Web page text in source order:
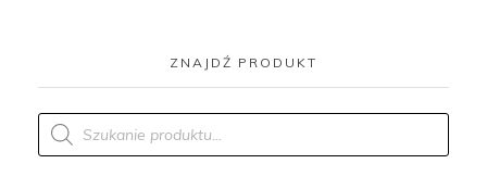
ZNAJDŹ PRODUKT
Products
search